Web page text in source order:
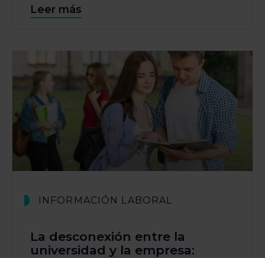
Leer más
INFORMACIÓN LABORAL
La desconexión entre la
universidad y la empresa: